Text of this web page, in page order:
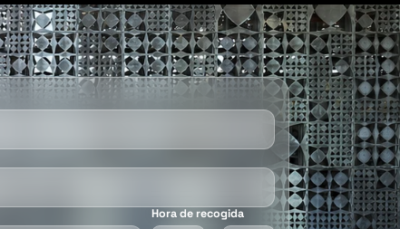
Hora de recogida